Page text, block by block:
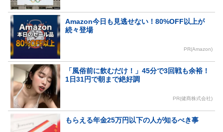
Amazon今日も見逃せない！80%OFF以上が
続々登場
PR(Amazon)
「風俗前に飲むだけ！」45分で3回戦も余裕！
1日31円で朝まで絶好調
PR(健商株式会社)
もらえる年金25万円以下の人が知るべき事